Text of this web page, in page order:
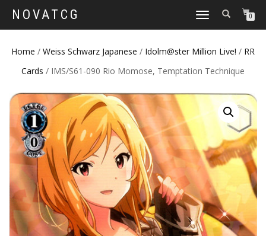
NOVATCG
TOGGLE
0
Home / Weiss Schwarz Japanese / Idolm@ster Million Live! / RR
Cards / IMS/S61-090 Rio Momose, Temptation Technique